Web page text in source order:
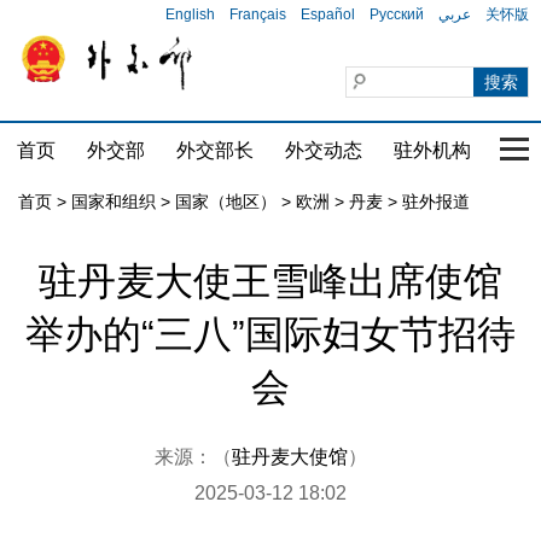
English Français Español Русский عربي 关怀版
首页 外交部 外交部长 外交动态 驻外机构 国
首页 > 国家和组织 > 国家（地区） > 欧洲 > 丹麦 > 驻外报道
驻丹麦大使王雪峰出席使馆
举办的“三八”国际妇女节招待
会
来源：（驻丹麦大使馆）
2025-03-12 18:02